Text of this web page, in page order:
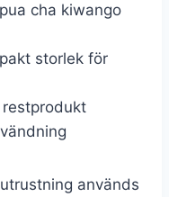
cha kiwango
storlek för
används